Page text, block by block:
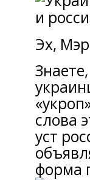
Эх,
слова
уст
форма